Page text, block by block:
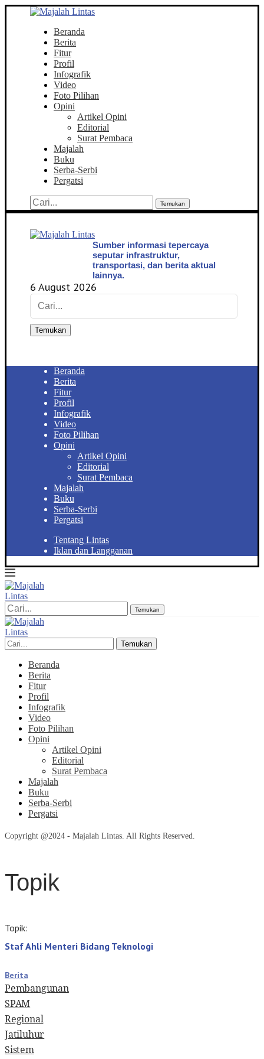
Beranda
Berita
Fitur
Profil
Infografik
Video
Foto Pilihan
Opini
Artikel Opini
Editorial
Surat Pembaca
Majalah
Buku
Serba-Serbi
Pergatsi
Temukan
Sumber informasi tepercaya
seputar infrastruktur,
transportasi, dan berita aktual
lainnya.
6 August 2026
Temukan
Beranda
Berita
Fitur
Profil
Infografik
Video
Foto Pilihan
Opini
Artikel Opini
Editorial
Surat Pembaca
Majalah
Buku
Serba-Serbi
Pergatsi
Tentang Lintas
Iklan dan Langganan
Temukan
Temukan
Beranda
Berita
Fitur
Profil
Infografik
Video
Foto Pilihan
Opini
Artikel Opini
Editorial
Surat Pembaca
Majalah
Buku
Serba-Serbi
Pergatsi
Copyright @2024 - Majalah Lintas. All Rights Reserved.
Topik
Topik:
Staf Ahli Menteri Bidang Teknologi
Berita
Pembangunan
SPAM
Regional
Jatiluhur
Sistem